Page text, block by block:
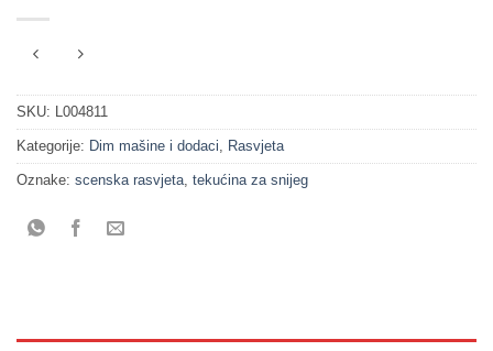
SKU: L004811
Kategorije: Dim mašine i dodaci, Rasvjeta
Oznake: scenska rasvjeta, tekućina za snijeg